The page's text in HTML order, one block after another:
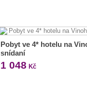
Pobyt ve 4* hotelu na
snídaní
1 048 Kč